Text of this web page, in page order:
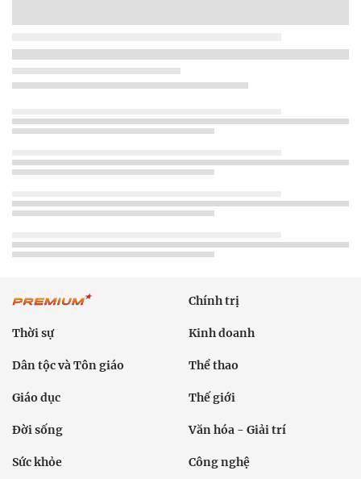
Chính trị
Thời sự Kinh doanh
Dân tộc và Tôn giáo Thể thao
Giáo dục Thế giới
Đời sống Văn hóa - Giải trí
Sức khỏe Công nghệ